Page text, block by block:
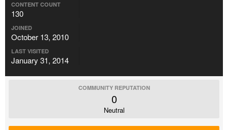
CONTENT COUNT
130
JOINED
October 13, 2010
LAST VISITED
January 31, 2014
COMMUNITY REPUTATION
0
Neutral